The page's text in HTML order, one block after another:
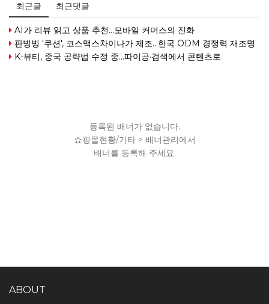
최근글 최근댓글
AI가 리뷰 읽고 상품 추천…모바일 커머스의 진화
판빙빙 '쿠션', 코스맥스차이나가 제조…한국 ODM 경쟁력 재조명
K-뷰티, 중국 공략법 수정 중...따이공·검색에서 콘텐츠로
등록된 배너가 없습니다.
쇼핑몰현황/기타 > 배너관리에서
배너를 등록해 주세요.
ABOUT